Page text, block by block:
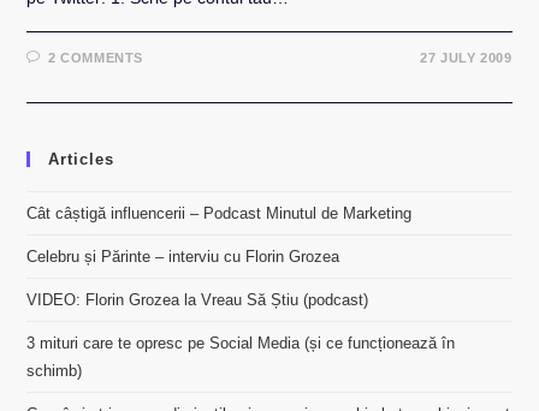
2 COMMENTS 27 JULY 2009
Articles
Cât câștigă influencerii – Podcast Minutul de Marketing
Celebru și Părinte – interviu cu Florin Grozea
VIDEO: Florin Grozea la Vreau Să Știu (podcast)
3 mituri care te opresc pe Social Media (și ce funcționează în
schimb)